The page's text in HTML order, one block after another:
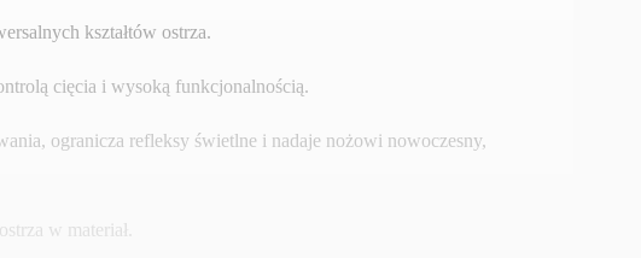
kształtów ostrza.
cięcia i wysoką funkcjonalnością.
ogranicza refleksy świetlne i nadaje nożowi nowoczesny,
w materiał.